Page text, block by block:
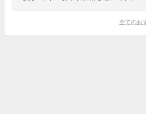
全てのお